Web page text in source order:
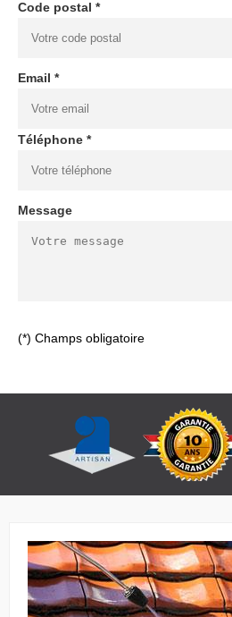
Code postal *
Email *
Téléphone *
Message
(*) Champs obligatoire